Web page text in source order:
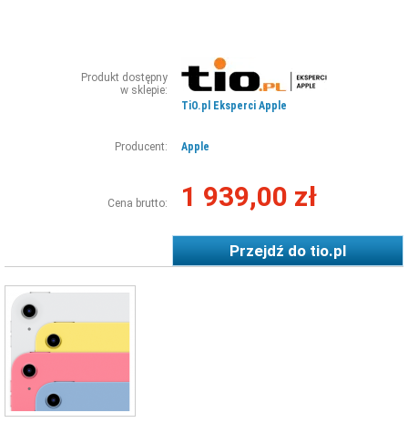
Produkt dostępny
w sklepie:
TiO.pl Eksperci Apple
Producent: Apple
Cena brutto: 1 939,00 zł
Przejdź dotio.pl